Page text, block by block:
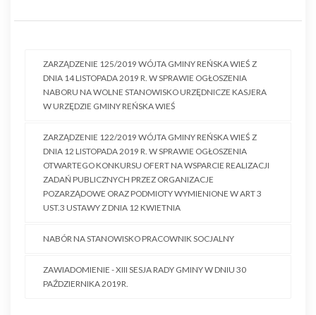
ZARZĄDZENIE 125/2019 WÓJTA GMINY REŃSKA WIEŚ Z
DNIA 14 LISTOPADA 2019 R. W SPRAWIE OGŁOSZENIA
NABORU NA WOLNE STANOWISKO URZĘDNICZE KASJERA
W URZĘDZIE GMINY REŃSKA WIEŚ
ZARZĄDZENIE 122/2019 WÓJTA GMINY REŃSKA WIEŚ Z
DNIA 12 LISTOPADA 2019 R. W SPRAWIE OGŁOSZENIA
OTWARTEGO KONKURSU OFERT NA WSPARCIE REALIZACJI
ZADAŃ PUBLICZNYCH PRZEZ ORGANIZACJE
POZARZĄDOWE ORAZ PODMIOTY WYMIENIONE W ART 3
UST.3 USTAWY Z DNIA 12 KWIETNIA
NABÓR NA STANOWISKO PRACOWNIK SOCJALNY
ZAWIADOMIENIE - XIII SESJA RADY GMINY W DNIU 30
PAŹDZIERNIKA 2019R.